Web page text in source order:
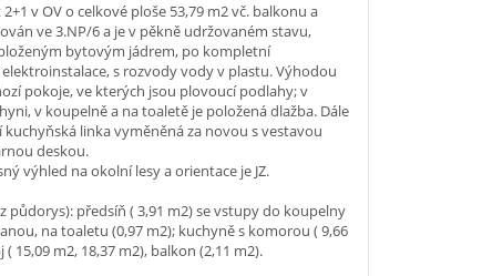
v OV o celkové ploše 53,79 m2 vč. balkonu a
ve 3.NP/6 a je v pěkně udržovaném stavu,
bytovým jádrem, po kompletní
s rozvody vody v plastu. Výhodou
pokoje, ve kterých jsou plovoucí podlahy; v
v koupelně a na toaletě je položená dlažba. Dále
linka vyměněná za novou s vestavou
deskou.
výhled na okolní lesy a orientace je JZ.
půdorys): předsíň ( 3,91 m2) se vstupy do koupelny
na toaletu (0,97 m2); kuchyně s komorou ( 9,66
( 15,09 m2, 18,37 m2), balkon (2,11 m2).